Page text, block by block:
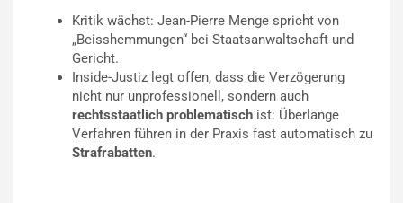
Kritik wächst: Jean-Pierre Menge spricht von
„Beisshemmungen“ bei Staatsanwaltschaft und
Gericht.
Inside-Justiz legt offen, dass die Verzögerung
nicht nur unprofessionell, sondern auch
rechtsstaatlich problematisch ist: Überlange
Verfahren führen in der Praxis fast automatisch zu
Strafrabatten.